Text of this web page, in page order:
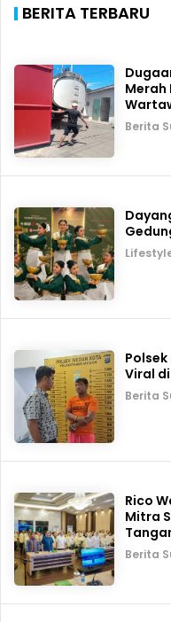
BERITA TERBARU
Merah
Berita
Viral
Berita
Rico
Mitra
Berita